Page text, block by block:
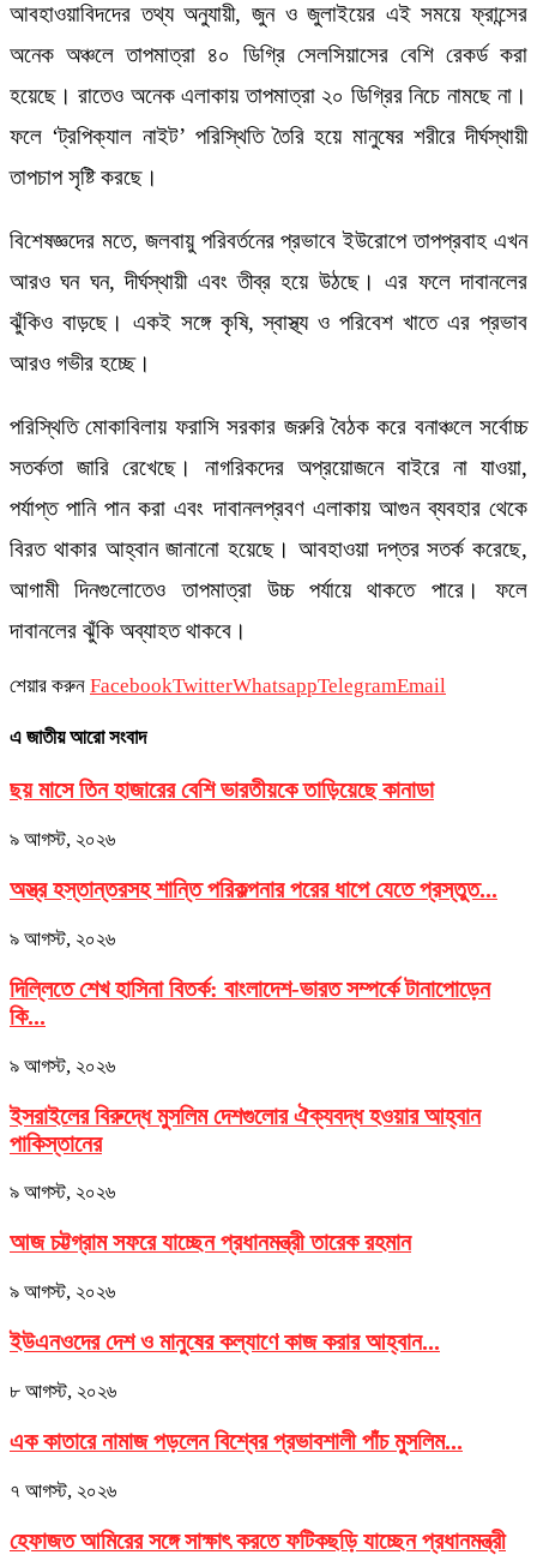
আবহাওয়াবিদদের তথ্য অনুযায়ী, জুন ও জুলাইয়ের এই সময়ে ফ্রান্সের
অনেক অঞ্চলে তাপমাত্রা ৪০ ডিগ্রি সেলসিয়াসের বেশি রেকর্ড করা
হয়েছে। রাতেও অনেক এলাকায় তাপমাত্রা ২০ ডিগ্রির নিচে নামছে না।
ফলে ‘ট্রপিক্যাল নাইট’ পরিস্থিতি তৈরি হয়ে মানুষের শরীরে দীর্ঘস্থায়ী
তাপচাপ সৃষ্টি করছে।
বিশেষজ্ঞদের মতে, জলবায়ু পরিবর্তনের প্রভাবে ইউরোপে তাপপ্রবাহ এখন
আরও ঘন ঘন, দীর্ঘস্থায়ী এবং তীব্র হয়ে উঠছে। এর ফলে দাবানলের
ঝুঁকিও বাড়ছে। একই সঙ্গে কৃষি, স্বাস্থ্য ও পরিবেশ খাতে এর প্রভাব
আরও গভীর হচ্ছে।
পরিস্থিতি মোকাবিলায় ফরাসি সরকার জরুরি বৈঠক করে বনাঞ্চলে সর্বোচ্চ
সতর্কতা জারি রেখেছে। নাগরিকদের অপ্রয়োজনে বাইরে না যাওয়া,
পর্যাপ্ত পানি পান করা এবং দাবানলপ্রবণ এলাকায় আগুন ব্যবহার থেকে
বিরত থাকার আহ্বান জানানো হয়েছে। আবহাওয়া দপ্তর সতর্ক করেছে,
আগামী দিনগুলোতেও তাপমাত্রা উচ্চ পর্যায়ে থাকতে পারে। ফলে
দাবানলের ঝুঁকি অব্যাহত থাকবে।
শেয়ার করুন FacebookTwitterWhatsappTelegramEmail
এ জাতীয় আরো সংবাদ
ছয় মাসে তিন হাজারের বেশি ভারতীয়কে তাড়িয়েছে কানাডা
৯ আগস্ট, ২০২৬
অস্ত্র হস্তান্তরসহ শান্তি পরিকল্পনার পরের ধাপে যেতে প্রস্তুত...
৯ আগস্ট, ২০২৬
দিল্লিতে শেখ হাসিনা বিতর্ক: বাংলাদেশ-ভারত সম্পর্কে টানাপোড়েন
কি...
৯ আগস্ট, ২০২৬
ইসরাইলের বিরুদ্ধে মুসলিম দেশগুলোর ঐক্যবদ্ধ হওয়ার আহ্বান
পাকিস্তানের
৯ আগস্ট, ২০২৬
আজ চট্টগ্রাম সফরে যাচ্ছেন প্রধানমন্ত্রী তারেক রহমান
৯ আগস্ট, ২০২৬
ইউএনওদের দেশ ও মানুষের কল্যাণে কাজ করার আহ্বান...
৮ আগস্ট, ২০২৬
এক কাতারে নামাজ পড়লেন বিশ্বের প্রভাবশালী পাঁচ মুসলিম...
৭ আগস্ট, ২০২৬
হেফাজত আমিরের সঙ্গে সাক্ষাৎ করতে ফটিকছড়ি যাচ্ছেন প্রধানমন্ত্রী